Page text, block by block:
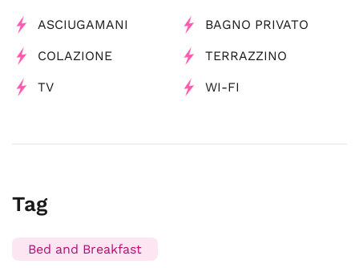
ASCIUGAMANI BAGNO PRIVATO
COLAZIONE TERRAZZINO
TV WI-FI
Tag
Bed and Breakfast